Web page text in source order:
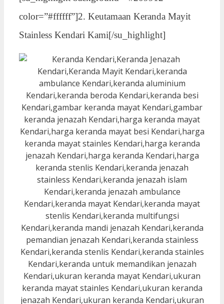
color=”#ffffff”]2. Keutamaan Keranda Mayit
Stainless Kendari Kami[/su_highlight]